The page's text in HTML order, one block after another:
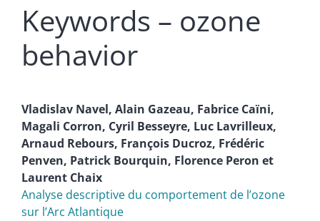
Keywords – ozone
behavior
Vladislav Navel, Alain Gazeau, Fabrice Caïni,
Magali Corron, Cyril Besseyre, Luc Lavrilleux,
Arnaud Rebours, François Ducroz, Frédéric
Penven, Patrick Bourquin, Florence Peron et
Laurent Chaix
Analyse descriptive du comportement de l’ozone
sur l’Arc Atlantique